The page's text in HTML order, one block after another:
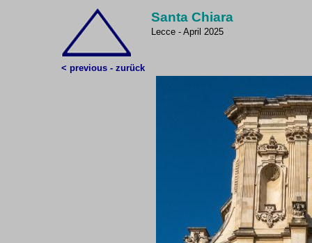
Santa Chiara
Lecce - April 2025
< previous - zurück